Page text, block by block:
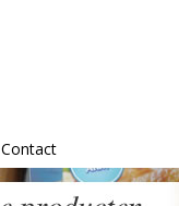
Contact